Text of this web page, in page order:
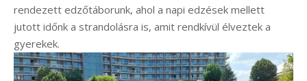
rendezett edzőtáborunk, ahol a napi edzések mellett
jutott időnk a strandolásra is, amit rendkívül élveztek a
gyerekek.